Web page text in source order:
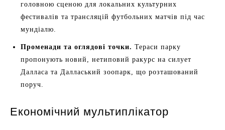
головною сценою для локальних культурних
фестивалів та трансляцій футбольних матчів під час
мундіалю.
Променади та оглядові точки. Тераси парку
пропонують новий, нетиповий ракурс на силует
Далласа та Далласький зоопарк, що розташований
поруч.
Економічний мультиплікатор